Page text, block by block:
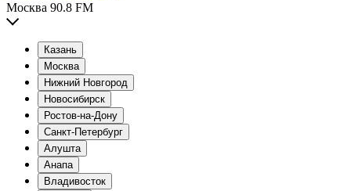
Москва 90.8 FM
Казань
Москва
Нижний Новгород
Новосибирск
Ростов-на-Дону
Санкт-Петербург
Алушта
Анапа
Владивосток